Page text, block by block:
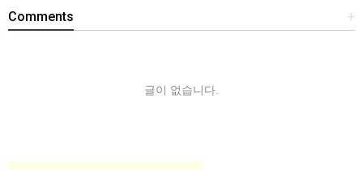
+
Comments
글이 없습니다.